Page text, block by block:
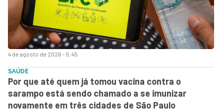
4 de agosto de 2026 - 5:45
SAÚDE
Por que até quem já tomou vacina contra o
sarampo está sendo chamado a se imunizar
novamente em três cidades de São Paulo